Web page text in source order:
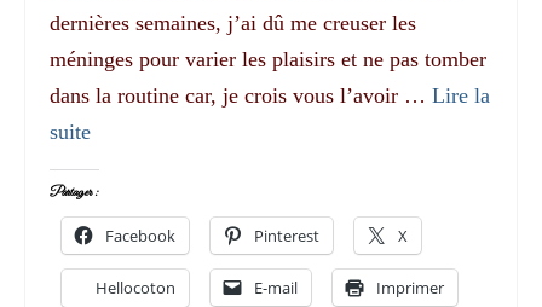
dernières semaines, j’ai dû me creuser les
méninges pour varier les plaisirs et ne pas tomber
dans la routine car, je crois vous l’avoir … Lire la
suite­­
Partager :
Facebook Pinterest X
Hellocoton E-mail Imprimer